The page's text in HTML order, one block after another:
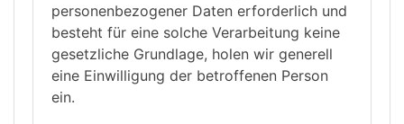
personenbezogener Daten erforderlich und
besteht für eine solche Verarbeitung keine
gesetzliche Grundlage, holen wir generell
eine Einwilligung der betroffenen Person
ein.